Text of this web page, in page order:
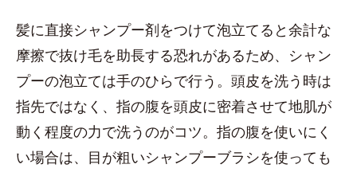
髪に直接シャンプー剤をつけて泡立てると余計な
摩擦で抜け毛を助長する恐れがあるため、シャン
プーの泡立ては手のひらで行う。頭皮を洗う時は
指先ではなく、指の腹を頭皮に密着させて地肌が
動く程度の力で洗うのがコツ。指の腹を使いにく
い場合は、目が粗いシャンプーブラシを使っても